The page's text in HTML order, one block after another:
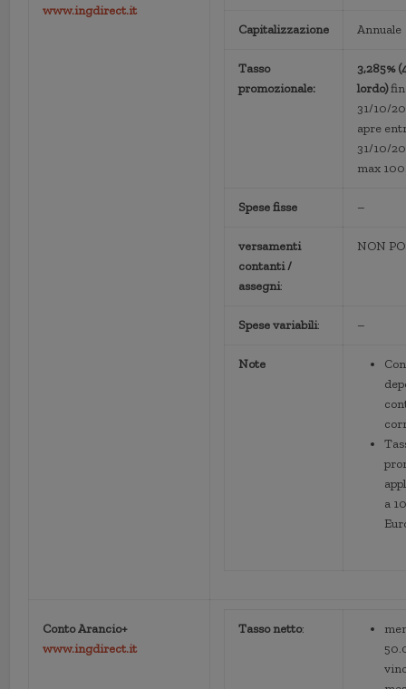
www.ingdirect.it
Capitalizzazione Annuale
Tasso
promozionale:
3,285%
lordo)
31/10/
apre
31/10/
max
Spese fisse –
versamenti
contanti /
assegni:
NON
Spese variabili: –
Note
a
Conto Arancio+
www.ingdirect.it
Tasso netto: